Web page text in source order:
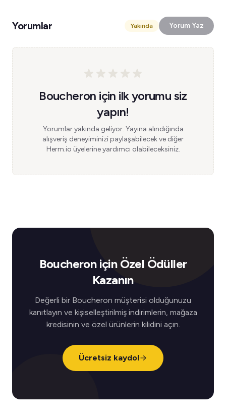
Yorumlar Yakında Yorum Yaz
Boucheron için ilk yorumu siz
yapın!
Yorumlar yakında geliyor. Yayına alındığında
alışveriş deneyiminizi paylaşabilecek ve diğer
Herm.io üyelerine yardımcı olabileceksiniz.
Boucheron için Özel Ödüller
Kazanın
Değerli bir Boucheron müşterisi olduğunuzu
kanıtlayın ve kişiselleştirilmiş indirimlerin, mağaza
kredisinin ve özel ürünlerin kilidini açın.
Ücretsiz kaydol